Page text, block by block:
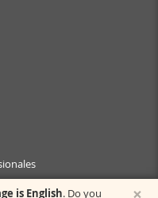
is English. Do you